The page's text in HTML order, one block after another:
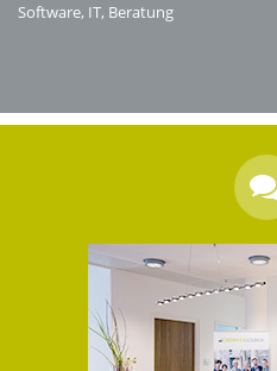
Software, IT, Beratung